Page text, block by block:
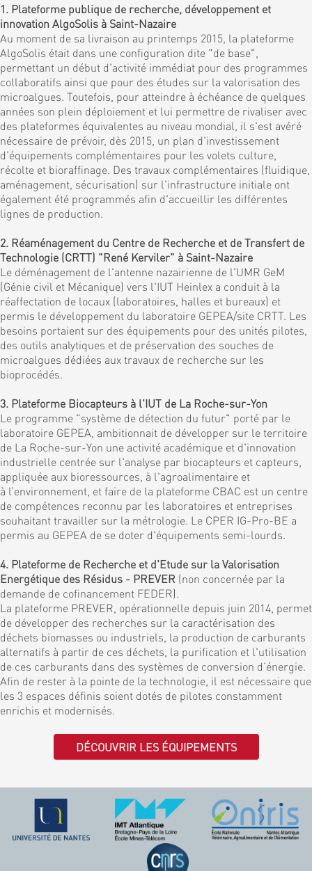
1. Plateforme publique de recherche, développement et
innovation AlgoSolis à Saint-Nazaire
Au moment de sa livraison au printemps 2015, la plateforme
AlgoSolis était dans une configuration dite "de base",
permettant un début d'activité immédiat pour des programmes
collaboratifs ainsi que pour des études sur la valorisation des
microalgues. Toutefois, pour atteindre à échéance de quelques
années son plein déploiement et lui permettre de rivaliser avec
des plateformes équivalentes au niveau mondial, il s'est avéré
nécessaire de prévoir, dès 2015, un plan d'investissement
d'équipements complémentaires pour les volets culture,
récolte et bioraffinage. Des travaux complémentaires (fluidique,
aménagement, sécurisation) sur l'infrastructure initiale ont
également été programmés afin d'accueillir les différentes
lignes de production.
2. Réaménagement du Centre de Recherche et de Transfert de
Technologie (CRTT) "René Kerviler" à Saint-Nazaire
Le déménagement de l'antenne nazairienne de l'UMR GeM
(Génie civil et Mécanique) vers l'IUT Heinlex a conduit à la
réaffectation de locaux (laboratoires, halles et bureaux) et
permis le développement du laboratoire GEPEA/site CRTT. Les
besoins portaient sur des équipements pour des unités pilotes,
des outils analytiques et de préservation des souches de
microalgues dédiées aux travaux de recherche sur les
bioprocédés.
3. Plateforme Biocapteurs à l'IUT de La Roche-sur-Yon
Le programme "système de détection du futur" porté par le
laboratoire GEPEA, ambitionnait de développer sur le territoire
de La Roche-sur-Yon une activité académique et d'innovation
industrielle centrée sur l'analyse par biocapteurs et capteurs,
appliquée aux bioressources, à l'agroalimentaire et
à l’environnement, et faire de la plateforme CBAC est un centre
de compétences reconnu par les laboratoires et entreprises
souhaitant travailler sur la métrologie. Le CPER IG-Pro-BE a
permis au GEPEA de se doter d'équipements semi-lourds.
4. Plateforme de Recherche et d'Etude sur la Valorisation
Energétique des Résidus - PREVER (non concernée par la
demande de cofinancement FEDER).
La plateforme PREVER, opérationnelle depuis juin 2014, permet
de développer des recherches sur la caractérisation des
déchets biomasses ou industriels, la production de carburants
alternatifs à partir de ces déchets, la purification et l'utilisation
de ces carburants dans des systèmes de conversion d’énergie.
Afin de rester à la pointe de la technologie, il est nécessaire que
les 3 espaces définis soient dotés de pilotes constamment
enrichis et modernisés.
DÉCOUVRIR LES ÉQUIPEMENTS